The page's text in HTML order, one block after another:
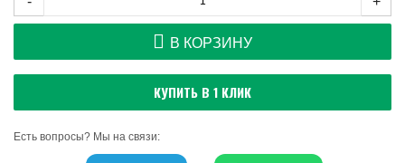
В КОРЗИНУ
КУПИТЬ В 1 КЛИК
Есть вопросы? Мы на связи: